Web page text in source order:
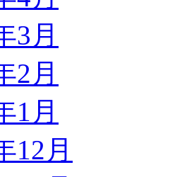
3月
2月
1月
12月